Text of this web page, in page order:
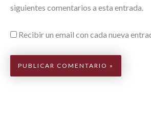
siguientes comentarios a esta entrada.
Recibir un email con cada nueva